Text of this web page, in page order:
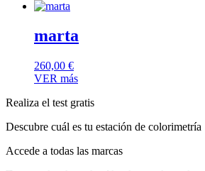
marta
260,00 €
VER más
Realiza el test gratis
Descubre cuál es tu estación de colorimetría
Accede a todas las marcas